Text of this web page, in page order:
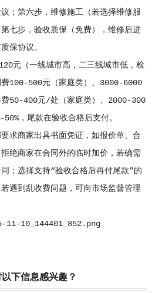
；第六步，维修施工（若选择维修服
七步，验收质保（免费），维修后进
保协议。
元（一线城市高，二三线城市低，检
100-500元（家庭类）、3000-6000
费50-400元/处（家庭类）、2000-300
，尾款在验收合格后支付。
求商家出具书面凭证，如报价单、合
绝商家在合同外的临时加价，若确需
；选择支持“验收合格后再付尾款”的
遇到乱收费问题，可向市场监督管理
下信息感兴趣？